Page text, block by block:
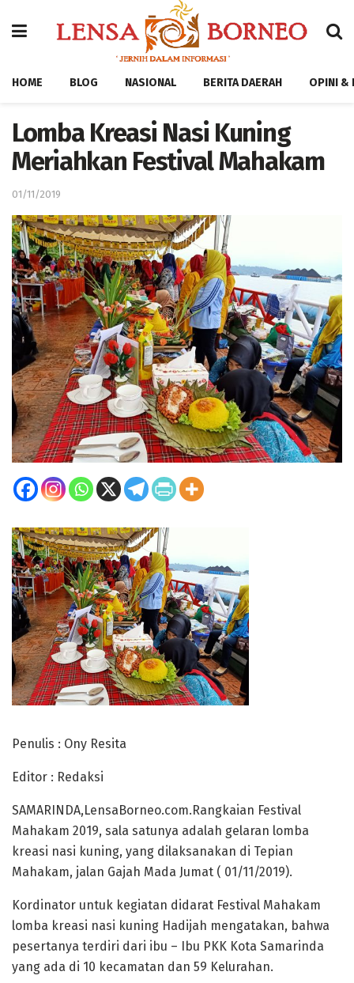
HOME BLOG NASIONAL BERITA DAERAH OPINI &
Lomba Kreasi Nasi Kuning
Meriahkan Festival Mahakam
01/11/2019
Penulis : Ony Resita
Editor : Redaksi
SAMARINDA,LensaBorneo.com.Rangkaian Festival
Mahakam 2019, sala satunya adalah gelaran lomba
kreasi nasi kuning, yang dilaksanakan di Tepian
Mahakam, jalan Gajah Mada Jumat ( 01/11/2019).
Kordinator untuk kegiatan didarat Festival Mahakam
lomba kreasi nasi kuning Hadijah mengatakan, bahwa
pesertanya terdiri dari ibu – Ibu PKK Kota Samarinda
yang ada di 10 kecamatan dan 59 Kelurahan.